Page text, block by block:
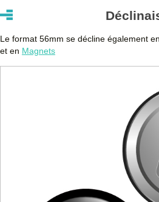
Le format 56mm se décline également en
et en Magnets